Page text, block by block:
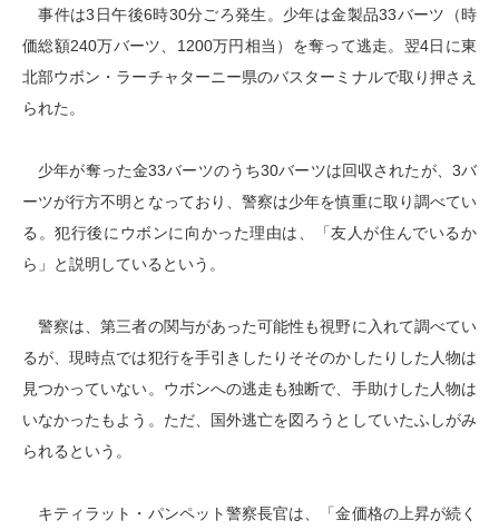
事件は3日午後6時30分ごろ発生。少年は金製品33バーツ（時
価総額240万バーツ、1200万円相当）を奪って逃走。翌4日に東
北部ウボン・ラーチャターニー県のバスターミナルで取り押さえ
られた。
少年が奪った金33バーツのうち30バーツは回収されたが、3バ
ーツが行方不明となっており、警察は少年を慎重に取り調べてい
る。犯行後にウボンに向かった理由は、「友人が住んでいるか
ら」と説明しているという。
警察は、第三者の関与があった可能性も視野に入れて調べてい
るが、現時点では犯行を手引きしたりそそのかしたりした人物は
見つかっていない。ウボンへの逃走も独断で、手助けした人物は
いなかったもよう。ただ、国外逃亡を図ろうとしていたふしがみ
られるという。
キティラット・パンペット警察長官は、「金価格の上昇が続く